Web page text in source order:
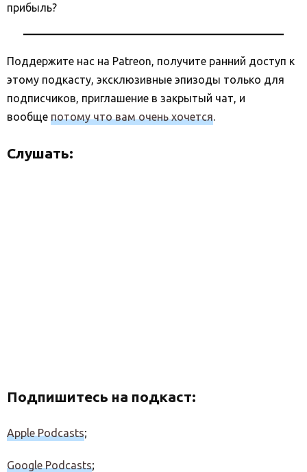
прибыль?
Поддержите нас на Patreon, получите ранний доступ к
этому подкасту, эксклюзивные эпизоды только для
подписчиков, приглашение в закрытый чат, и
вообще потому что вам очень хочется.
Слушать:
Подпишитесь на подкаст:
Apple Podcasts;
Google Podcasts;